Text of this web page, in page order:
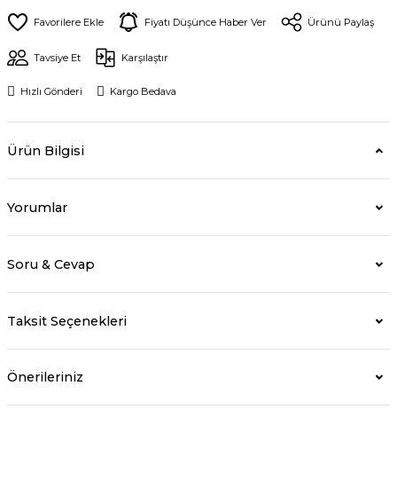
Fiyatı Düşünce Haber Ver Ürünü Paylaş
Tavsiye Et Karşılaştır
Hızlı Gönderi Kargo Bedava
Ürün Bilgisi
Yorumlar
Soru & Cevap
Taksit Seçenekleri
Önerileriniz